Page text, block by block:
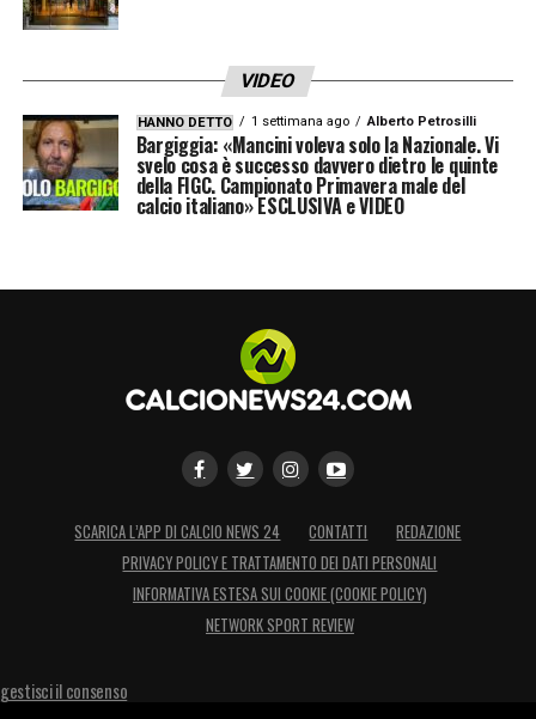
VIDEO
HANNO DETTO 1 settimana ago Alberto Petrosilli
Bargiggia: «Mancini voleva solo la Nazionale. Vi
svelo cosa è successo davvero dietro le quinte
della FIGC. Campionato Primavera male del
calcio italiano» ESCLUSIVA e VIDEO
SCARICA L’APP DI CALCIO NEWS 24 CONTATTI
REDAZIONE
PRIVACY POLICY E TRATTAMENTO DEI DATI PERSONALI
INFORMATIVA ESTESA SUI COOKIE (COOKIE POLICY)
NETWORK SPORT REVIEW
gestisci il consenso